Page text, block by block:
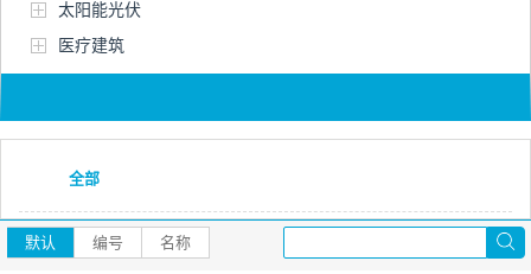
太阳能光伏
医疗建筑
全部
默认 编号 名称